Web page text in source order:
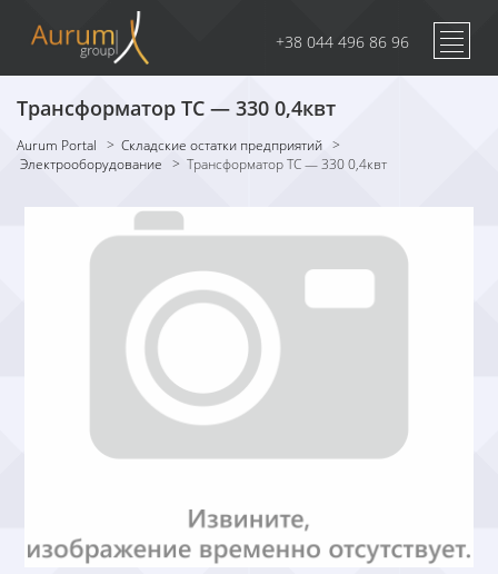
+38 044 496 86 96
Трансформатор ТС — 330 0,4квт
Aurum Portal > Складские остатки предприятий >
Электрооборудование > Трансформатор ТС — 330 0,4квт